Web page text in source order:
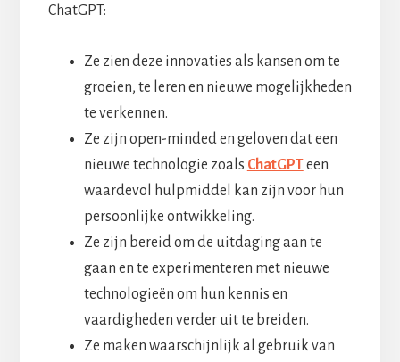
ChatGPT:
Ze zien deze innovaties als kansen om te
groeien, te leren en nieuwe mogelijkheden
te verkennen.
Ze zijn open-minded en geloven dat een
nieuwe technologie zoals ChatGPTeen
waardevol hulpmiddel kan zijn voor hun
persoonlijke ontwikkeling.
Ze zijn bereid om de uitdaging aan te
gaan en te experimenteren met nieuwe
technologieën om hun kennis en
vaardigheden verder uit te breiden.
Ze maken waarschijnlijk al gebruik van